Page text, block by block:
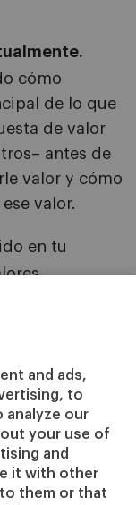
and ads,
to
analyze our
your use of
and
it with other
them or that
cómo
de lo que
de valor
antes de
valor y cómo
valor.
en tu
“IA: más
School Insight